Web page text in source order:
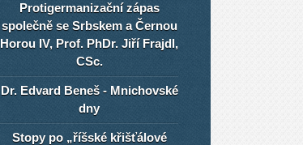
Protigermanizační zápas
společně se Srbskem a Černou
Horou IV, Prof. PhDr. Jiří Frajdl,
CSc.
Dr. Edvard Beneš - Mnichovské
dny
Stopy po „říšské křišťálové